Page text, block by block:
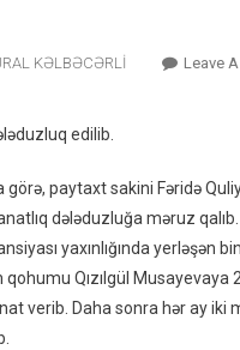
KƏLBƏCƏRLİ Leave
edilib.
görə, paytaxt sakini Fəridə
dələduzluğa məruz qalıb.
yaxınlığında yerləşən
Qızılgül Musayevaya
verib. Daha sonra hər ay iki